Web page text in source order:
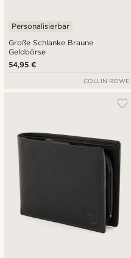
Große Schlanke Braune
Geldbörse
Personalisierbar
54,95 €
COLLIN ROWE